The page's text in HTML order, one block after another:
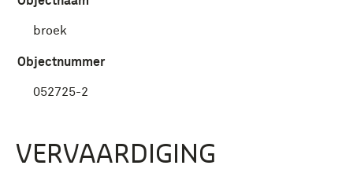
broek
Objectnummer
052725-2
VERVAARDIGING